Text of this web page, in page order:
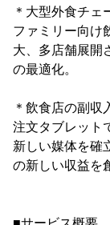
＊大型外食チェ
ファミリー向け
大、多店舗展開
の最適化。
＊飲食店の副収
注文タブレット
新しい媒体を確
の新しい収益を